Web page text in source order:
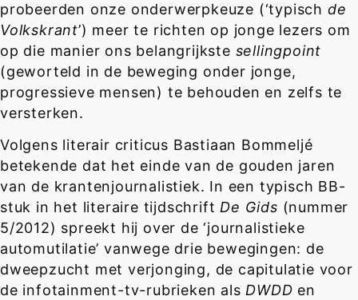
probeerden onze onderwerpkeuze (‘typisch de
Volkskrant’) meer te richten op jonge lezers om
op die manier ons belangrijkste sellingpoint
(geworteld in de beweging onder jonge,
progressieve mensen) te behouden en zelfs te
versterken.
Volgens literair criticus Bastiaan Bommeljé
betekende dat het einde van de gouden jaren
van de krantenjournalistiek. In een typisch BB-
stuk in het literaire tijdschriftDe Gids (nummer
5/2012) spreekt hij over de ‘journalistieke
automutilatie’ vanwege drie bewegingen: de
dweepzucht met verjonging, de capitulatie voor
de infotainment-tv-rubrieken alsDWDD en